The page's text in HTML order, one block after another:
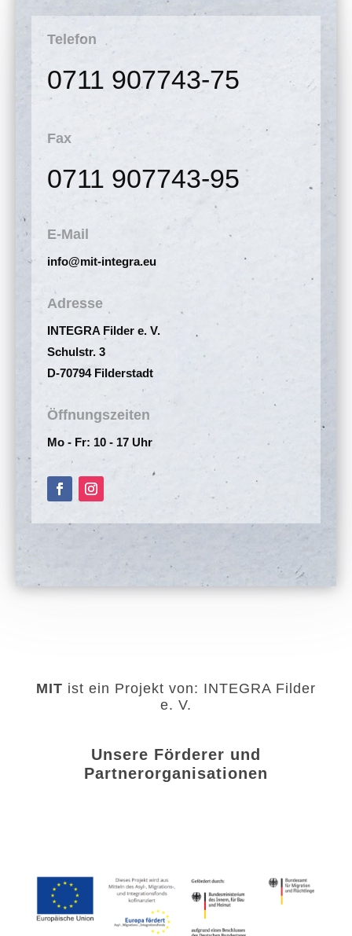
Telefon
0711 907743-75
Fax
0711 907743-95
E-Mail
info@mit-integra.eu
Adresse
INTEGRA Filder e. V.
Schulstr. 3
D-70794 Filderstadt
Öffnungszeiten
Mo - Fr: 10 - 17 Uhr
MIT ist ein Projekt von: INTEGRA Filder
e. V.
Unsere Förderer und
Partnerorganisationen